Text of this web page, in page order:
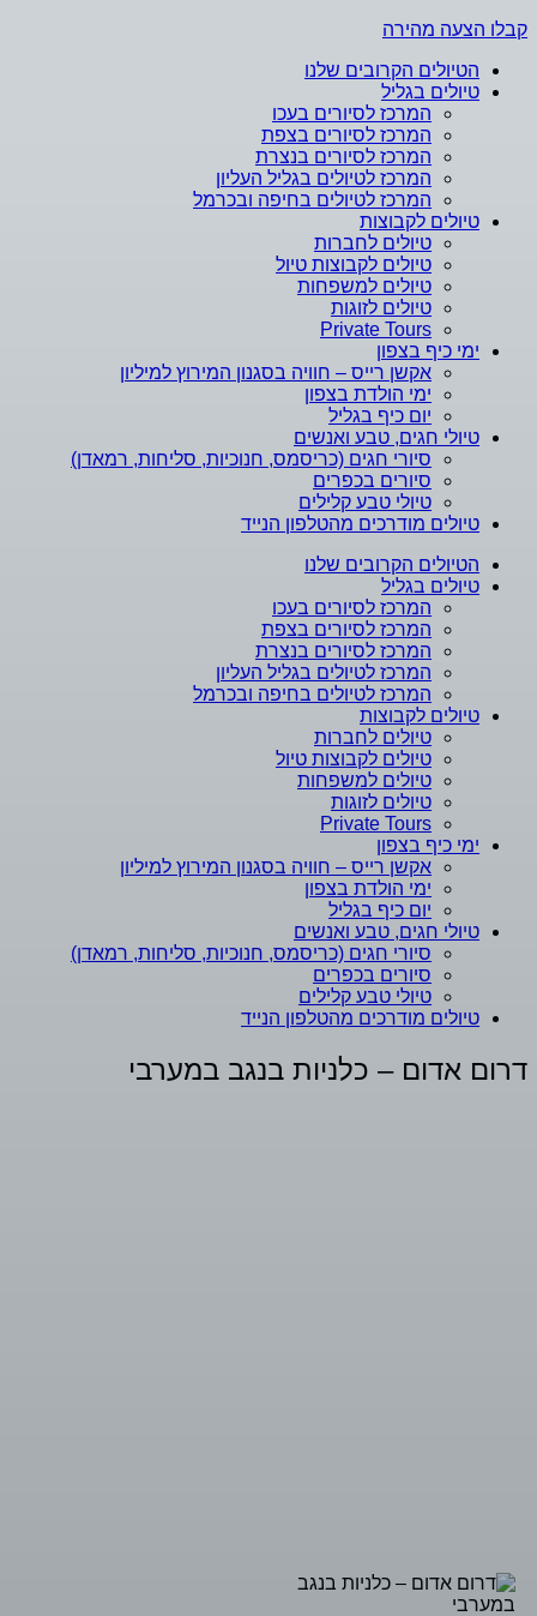
קבלו הצעה מהירה
הטיולים הקרובים שלנו
טיולים בגליל
המרכז לסיורים בעכו
המרכז לסיורים בצפת
המרכז לסיורים בנצרת
המרכז לטיולים בגליל העליון
המרכז לטיולים בחיפה ובכרמל
טיולים לקבוצות
טיולים לחברות
טיולים לקבוצות טיול
טיולים למשפחות
טיולים לזוגות
Private Tours
ימי כיף בצפון
אקשן רייס – חוויה בסגנון המירוץ למיליון
ימי הולדת בצפון
יום כיף בגליל
טיולי חגים, טבע ואנשים
סיורי חגים (כריסמס, חנוכיות, סליחות, רמאדן)
סיורים בכפרים
טיולי טבע קלילים
טיולים מודרכים מהטלפון הנייד
הטיולים הקרובים שלנו
טיולים בגליל
המרכז לסיורים בעכו
המרכז לסיורים בצפת
המרכז לסיורים בנצרת
המרכז לטיולים בגליל העליון
המרכז לטיולים בחיפה ובכרמל
טיולים לקבוצות
טיולים לחברות
טיולים לקבוצות טיול
טיולים למשפחות
טיולים לזוגות
Private Tours
ימי כיף בצפון
אקשן רייס – חוויה בסגנון המירוץ למיליון
ימי הולדת בצפון
יום כיף בגליל
טיולי חגים, טבע ואנשים
סיורי חגים (כריסמס, חנוכיות, סליחות, רמאדן)
סיורים בכפרים
טיולי טבע קלילים
טיולים מודרכים מהטלפון הנייד
דרום אדום – כלניות בנגב במערבי